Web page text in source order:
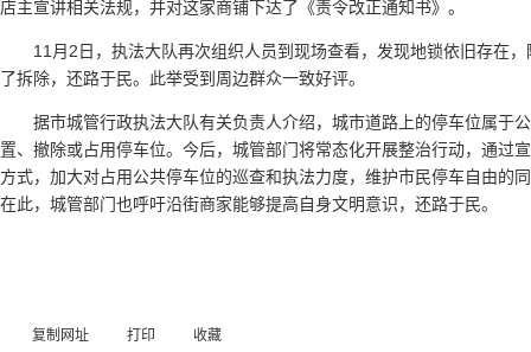
店主宣讲相关法规，并对这家商铺下达了《责令改正通知书》。
11月2日，执法大队再次组织人员到现场查看，发现地锁依旧存在
了拆除，还路于民。此举受到周边群众一致好评。
据市城管行政执法大队有关负责人介绍，城市道路上的停车位属于
置、撤除或占用停车位。今后，城管部门将常态化开展整治行动，通过
方式，加大对占用公共停车位的巡查和执法力度，维护市民停车自由的
在此，城管部门也呼吁沿街商家能够提高自身文明意识，还路于民。
复制网址 打印 收藏